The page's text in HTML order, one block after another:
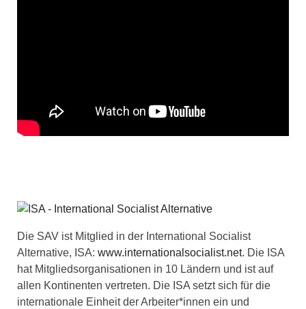
Die SAV ist Mitglied in der International Socialist
Alternative, ISA: www.internationalsocialist.net. Die ISA
hat Mitgliedsorganisationen in 10 Ländern und ist auf
allen Kontinenten vertreten. Die ISA setzt sich für die
internationale Einheit der Arbeiter*innen ein und